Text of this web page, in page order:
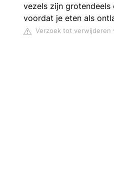
vezels zijn
voordat je eten als
Verzoek tot verwijderen